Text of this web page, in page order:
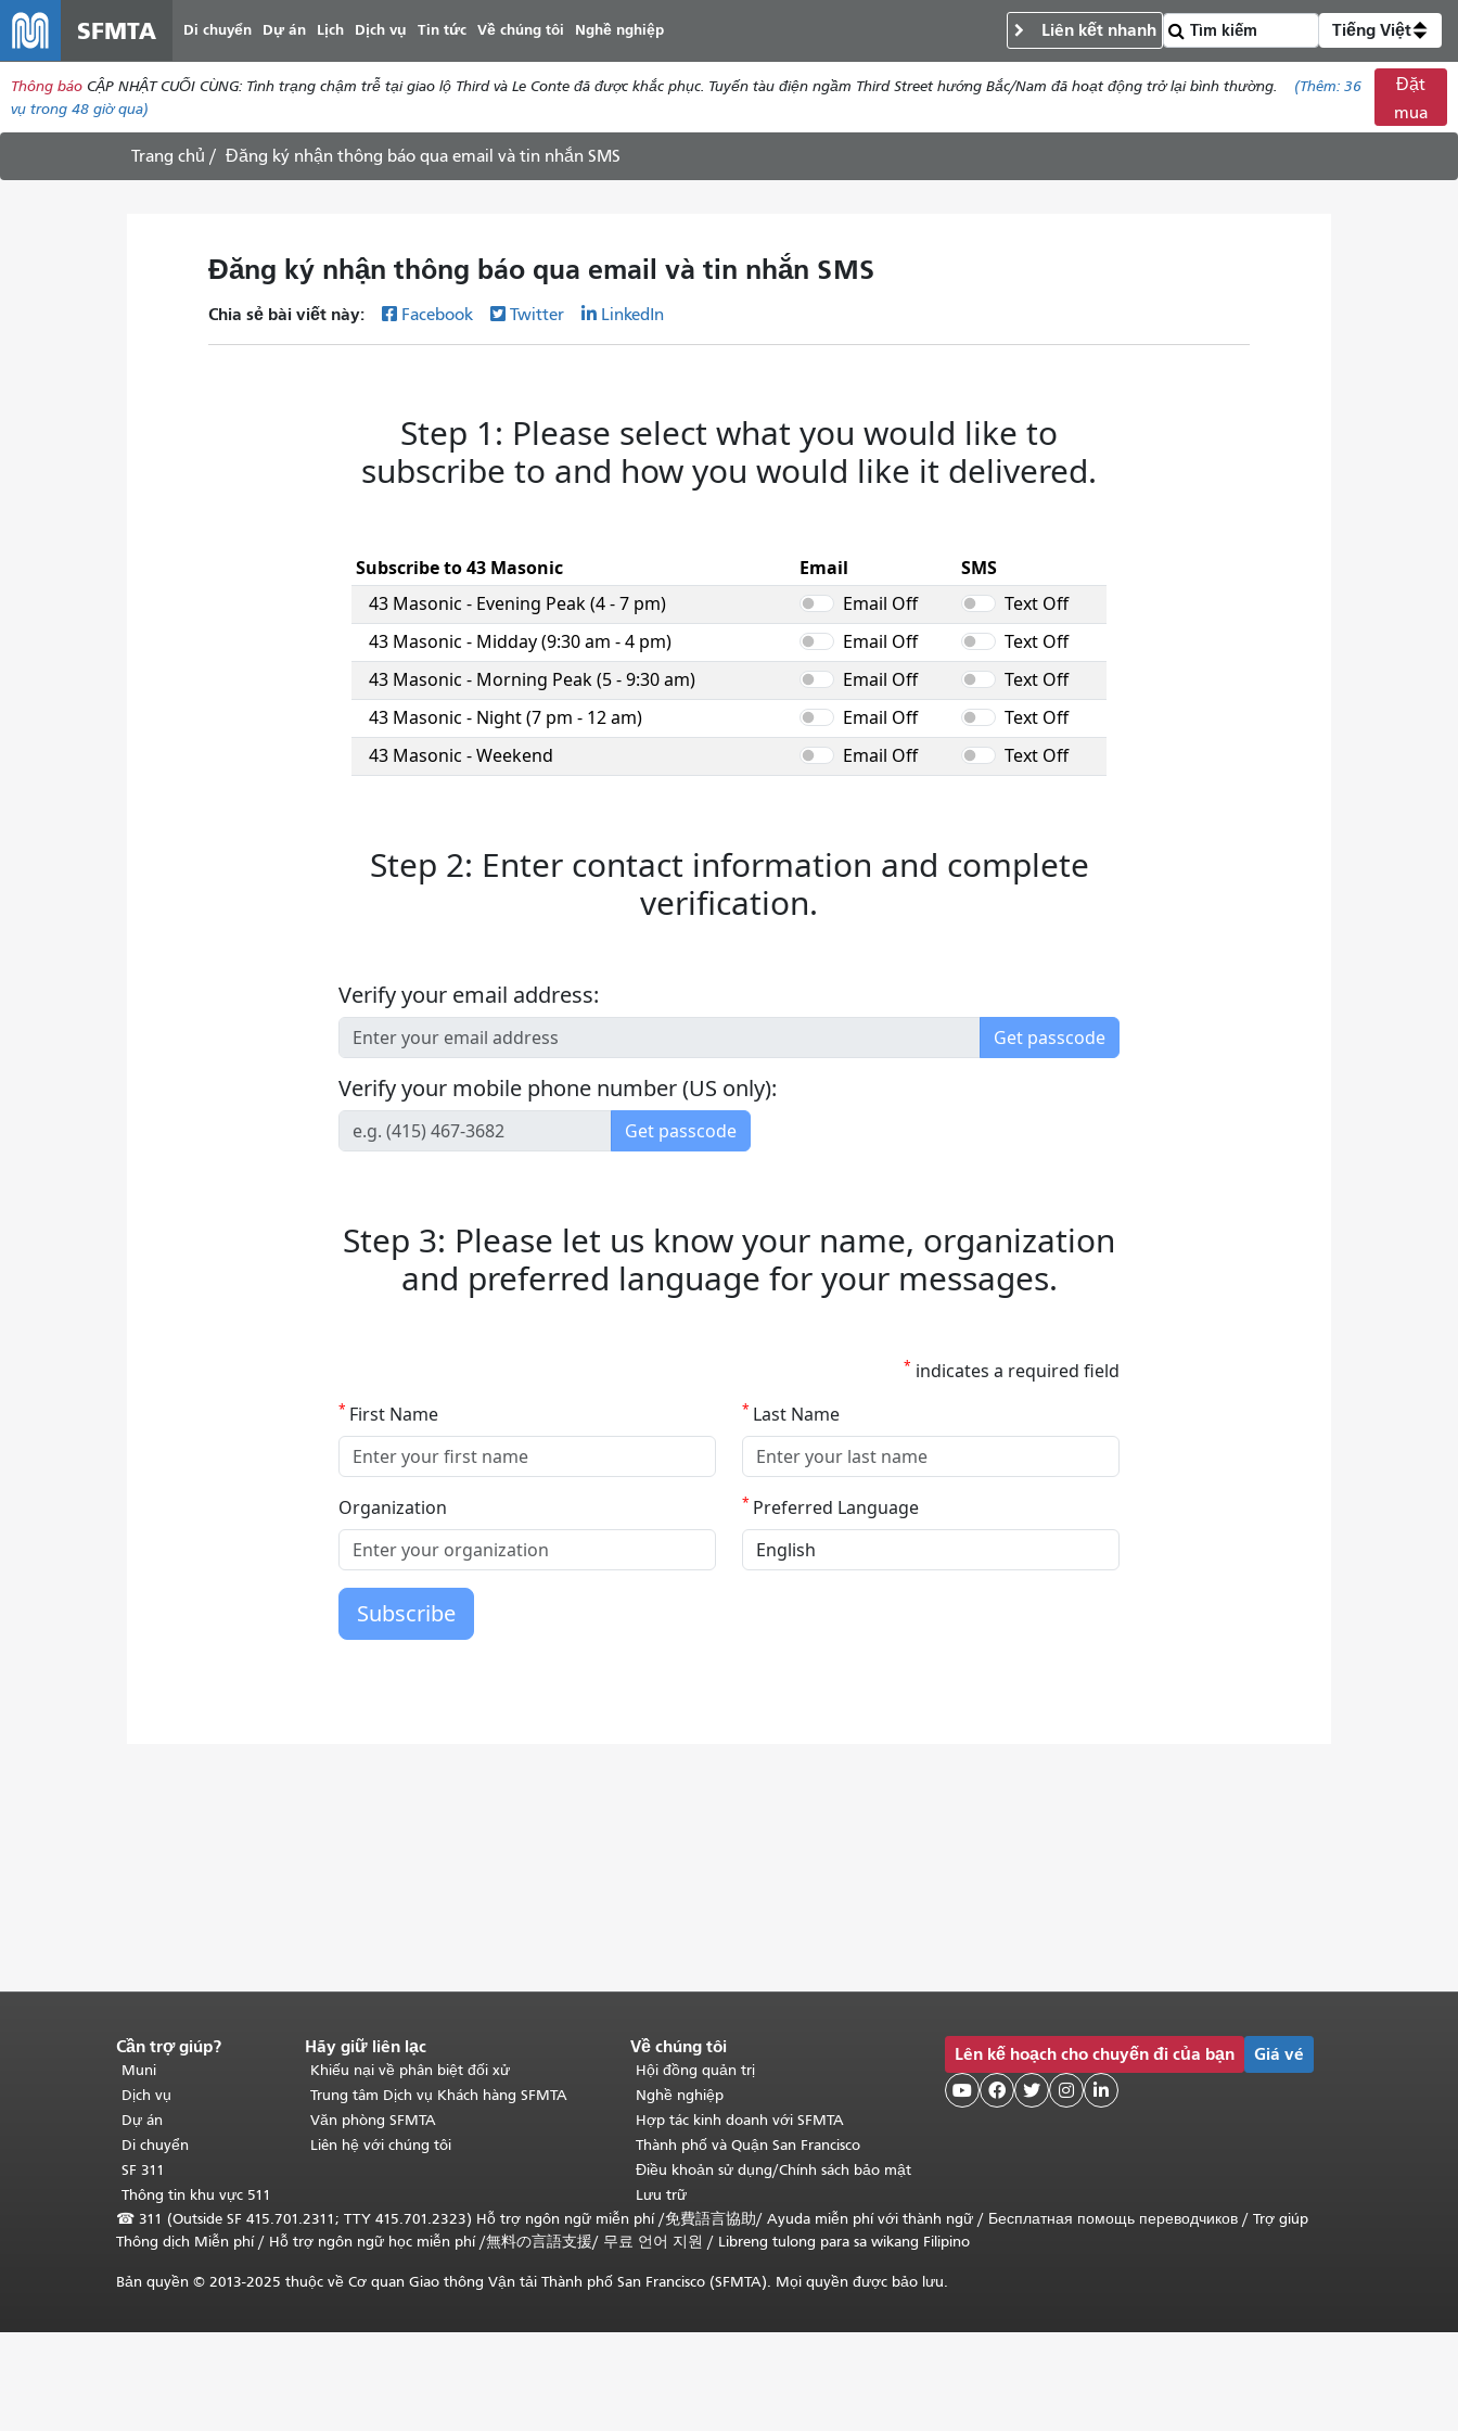
dung
SFMTA Di chuyển Dự án Lịch Dịch vụ Tin tức Về chúng tôi Nghề nghiệp Liên kết nhanh Tiếng Việt
Thông báo CẬP NHẬT CUỐI CÙNG: Tình trạng chậm trễ tại giao lộ Third và Le Conte đã được khắc phục. Tuyến tàu điện ngầm Third Street hướng Bắc/Nam đã hoạt động trở lại bình thường. (Thêm: 36
vụ trong 48 giờ qua)
Đặt
mua
Trang chủ Đăng ký nhận thông báo qua email và tin nhắn SMS
Đăng ký nhận thông báo qua email và tin nhắn SMS
Chia sẻ bài viết này: Facebook Twitter LinkedIn
Kết
thúc
nội
dung
trang.Phần
còn
trang
này
được
Cần trợ giúp?
Muni
Dịch vụ
Dự án
Di chuyển
SF 311
Thông tin khu vực 511
Hãy giữ liên lạc
Khiếu nại về phân biệt đối xử
Trung tâm Dịch vụ Khách hàng SFMTA
Văn phòng SFMTA
Liên hệ với chúng tôi
Về chúng tôi
Hội đồng quản trị
Nghề nghiệp
Hợp tác kinh doanh với SFMTA
Thành phố và Quận San Francisco
Điều khoản sử dụng/Chính sách bảo mật
Lưu trữ
Lên kế hoạch cho chuyến đi của bạn Giá vé
    
☎ 311 (Outside SF 415.701.2311; TTY 415.701.2323) Hỗ trợ ngôn ngữ miễn phí /免費語言協助/ Ayuda miễn phí với thành ngữ / Бесплатная помощь переводчиков / Trợ giúp
Thông dịch Miễn phí/ Hỗ trợ ngôn ngữ học miễn phí/無料の言語支援/ 무료 언어 지원 / Libreng tulong para sa wikang Filipino
Bản quyền © 2013-2025 thuộc về Cơ quan Giao thông Vận tải Thành phố San Francisco (SFMTA). Mọi quyền được bảo lưu.